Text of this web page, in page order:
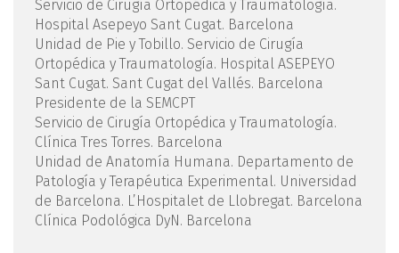
Servicio de Cirugía Ortopédica y Traumatología.
Hospital Asepeyo Sant Cugat. Barcelona
Unidad de Pie y Tobillo. Servicio de Cirugía
Ortopédica y Traumatología. Hospital ASEPEYO
Sant Cugat. Sant Cugat del Vallés. Barcelona
Presidente de la SEMCPT
Servicio de Cirugía Ortopédica y Traumatología.
Clínica Tres Torres. Barcelona
Unidad de Anatomía Humana. Departamento de
Patología y Terapéutica Experimental. Universidad
de Barcelona. L’Hospitalet de Llobregat. Barcelona
Clínica Podológica DyN. Barcelona